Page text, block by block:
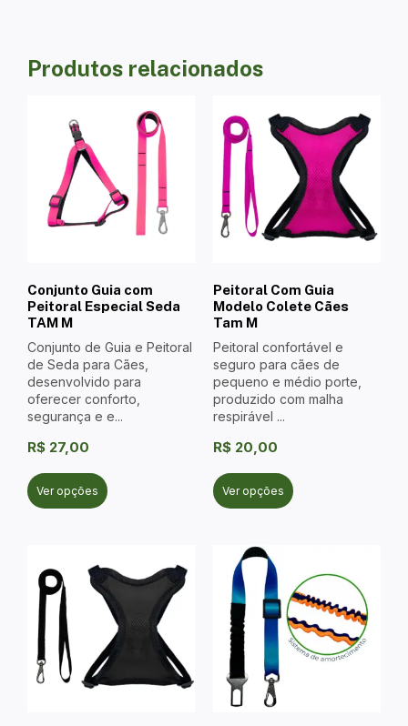
Produtos relacionados
Conjunto Guia com
Peitoral Especial Seda
TAM M
Conjunto de Guia e Peitoral
de Seda para Cães,
desenvolvido para
oferecer conforto,
segurança e e...
R$ 27,00
Ver opções
Peitoral Com Guia
Modelo Colete Cães
Tam M
Peitoral confortável e
seguro para cães de
pequeno e médio porte,
produzido com malha
respirável ...
R$ 20,00
Ver opções